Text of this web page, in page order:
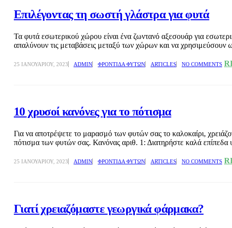
Επιλέγοντας τη σωστή γλάστρα για φυτά
Τα φυτά εσωτερικού χώρου είναι ένα ζωντανό αξεσουάρ για
απαλύνουν τις μεταβάσεις μεταξύ των χώρων και να
25 ΙΑΝΟΥΑΡΊΟΥ, 2023 ADMIN ΦΡΟΝΤΊΔΑ ΦΥΤΏΝ ARTICLES NO COMMENTS
10 χρυσοί κανόνες για το πότισμα
Για να αποτρέψετε το μαρασμό των φυτών σας το καλοκαίρι,
πότισμα των φυτών σας. Κανόνας αριθ. 1: Διατηρήστε καλά
25 ΙΑΝΟΥΑΡΊΟΥ, 2023 ADMIN ΦΡΟΝΤΊΔΑ ΦΥΤΏΝ ARTICLES NO COMMENTS
Γιατί χρειαζόμαστε γεωργικά φάρμακα?